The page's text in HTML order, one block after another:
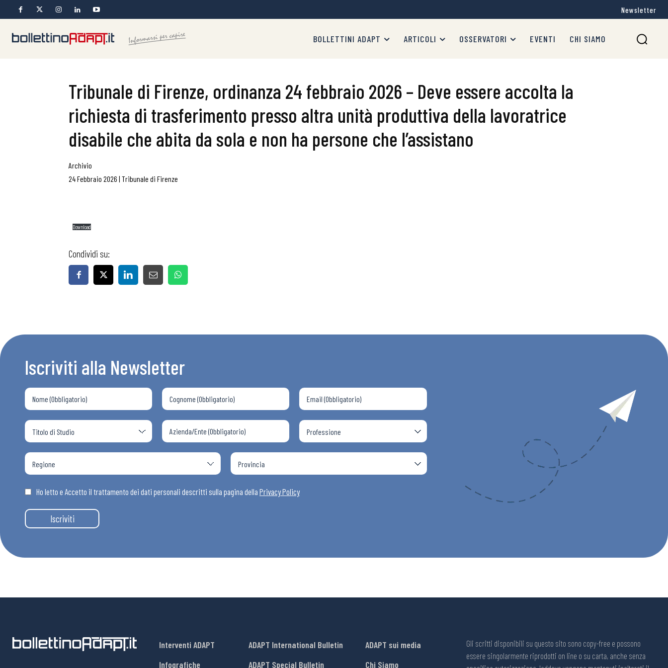
Osservatori
Eventi
Newsletter
BOLLETTINI ADAPT ARTICOLI OSSERVATORI EVENTI CHI SIAMO
Tribunale di Firenze, ordinanza 24 febbraio 2026 – Deve essere accolta la
richiesta di trasferimento presso altra unità produttiva della lavoratrice
disabile che abita da sola e non ha persone che l’assistano
Archivio
24 Febbraio 2026 | Tribunale di Firenze
Download
Condividi su:
Iscriviti alla Newsletter
Ho letto e Accetto il trattamento dei dati personali descritti sulla pagina della Privacy Policy
Iscriviti
Interventi ADAPT
Infografiche
ADAPT International Bulletin
ADAPT Special Bulletin
ADAPT sui media
Chi Siamo
Gli scritti disponibili su questo sito sono copy-free e possono
essere singolarmente riprodotti on line o su carta, anche senza